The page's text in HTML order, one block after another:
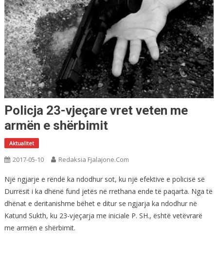
Policja 23-vjeçare vret veten me
armën e shërbimit
Aktualitet
2017-05-10 Redaksia Fjalajone.com
Një ngjarje e rëndë ka ndodhur sot, ku një efektive e policisë së
Durrësit i ka dhënë fund jetës në rrethana ende të paqarta. Nga të
dhënat e deritanishme bëhet e ditur se ngjarja ka ndodhur në
Katund Sukth, ku 23-vjeçarja me iniciale P. SH., është vetëvrarë
me armën e shërbimit.